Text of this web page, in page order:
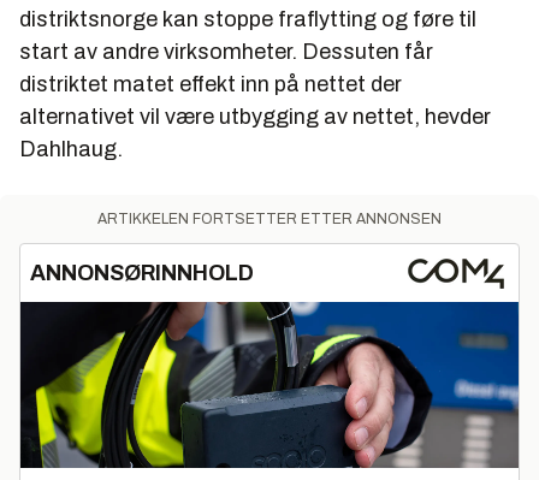
distriktsnorge kan stoppe fraflytting og føre til
start av andre virksomheter. Dessuten får
distriktet matet effekt inn på nettet der
alternativet vil være utbygging av nettet, hevder
Dahlhaug.
ARTIKKELEN FORTSETTER ETTER ANNONSEN
ANNONSØRINNHOLD